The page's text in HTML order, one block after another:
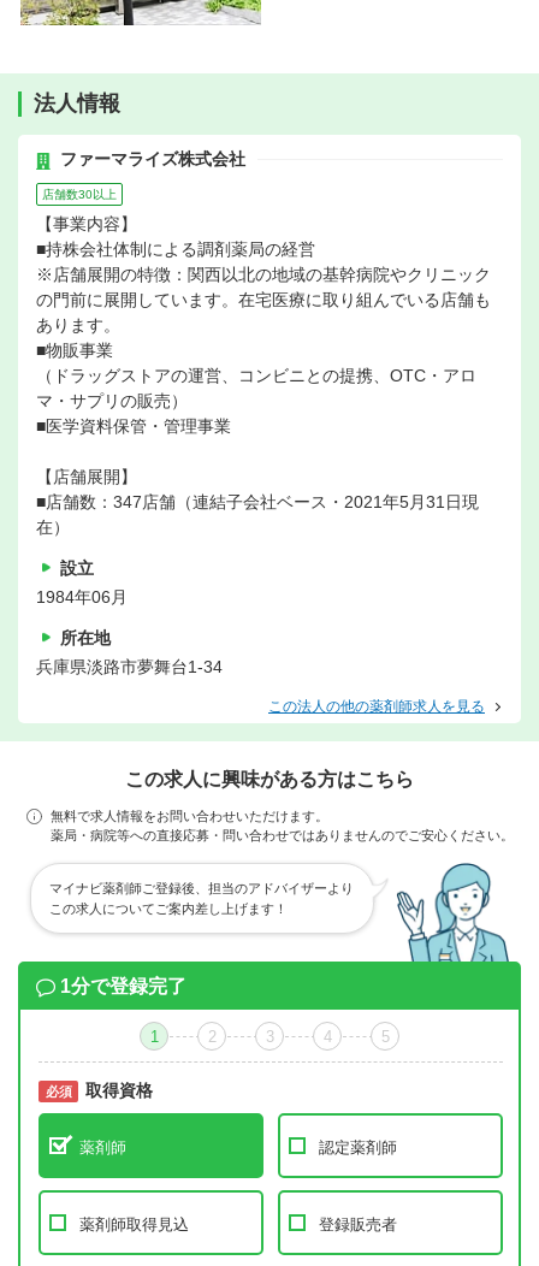
法人情報
ファーマライズ株式会社
店舗数30以上
【事業内容】
■持株会社体制による調剤薬局の経営
※店舗展開の特徴：関西以北の地域の基幹病院やクリニック
の門前に展開しています。在宅医療に取り組んでいる店舗も
あります。
■物販事業
（ドラッグストアの運営、コンビニとの提携、OTC・アロ
マ・サプリの販売）
■医学資料保管・管理事業
【店舗展開】
■店舗数：347店舗（連結子会社ベース・2021年5月31日現
在）
設立
1984年06月
所在地
兵庫県淡路市夢舞台1-34
この法人の他の薬剤師求人を見る
この求人に興味がある方はこちら
無料で求人情報をお問い合わせいただけます。
薬局・病院等への直接応募・問い合わせではありませんのでご安心ください。
マイナビ薬剤師ご登録後、担当のアドバイザーより
この求人についてご案内差し上げます！
1分で登録完了
1 2 3 4 5
必須 取得資格
薬剤師 認定薬剤師
薬剤師取得見込 登録販売者